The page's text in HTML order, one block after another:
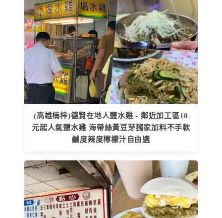
(高雄楠梓)德賢在地人鹽水雞 - 鄰近加工區10
元起人氣鹽水雞 海帶絲黃豆芽獨家加料不手軟
鹹度辣度檸檬汁自由選